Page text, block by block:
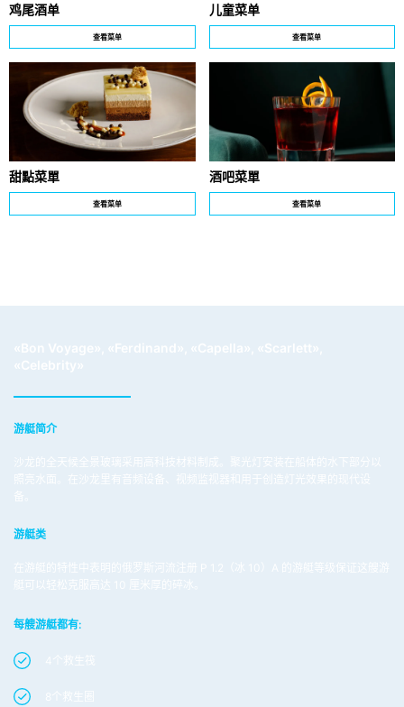
鸡尾酒单
查看菜单
儿童菜单
查看菜单
甜點菜單
查看菜单
酒吧菜單
查看菜单
«Bon Voyage», «Ferdinand», «Capella», «Scarlett»,
«Celebrity»
游艇简介
沙龙的全天候全景玻璃采用高科技材料制成。聚光灯安装在船体的水下部分以
照亮水面。在沙龙里有音频设备、视频监视器和用于创造灯光效果的现代设
备。
游艇类
在游艇的特性中表明的俄罗斯河流注册 P 1.2（冰 10）A 的游艇等级保证这艘游
艇可以轻松克服高达 10 厘米厚的碎冰。
每艘游艇都有:
4个救生筏
8个救生圈